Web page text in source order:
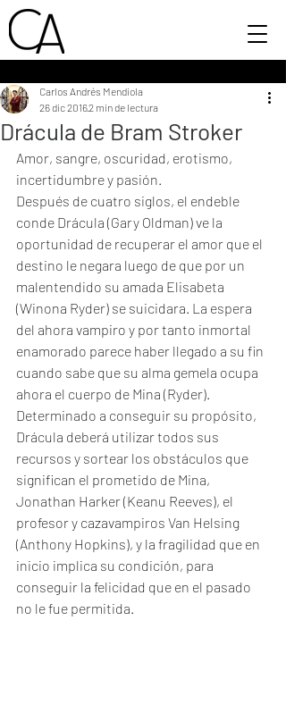
Drácula de Bram Stroker
Carlos Andrés Mendiola
26 dic 20162 min de lectura
Amor, sangre, oscuridad, erotismo,
incertidumbre y pasión.
Después de cuatro siglos, el endeble
conde Drácula (Gary Oldman) ve la
oportunidad de recuperar el amor que el
destino le negara luego de que por un
malentendido su amada Elisabeta
(Winona Ryder) se suicidara. La espera
del ahora vampiro y por tanto inmortal
enamorado parece haber llegado a su fin
cuando sabe que su alma gemela ocupa
ahora el cuerpo de Mina (Ryder).
Determinado a conseguir su propósito,
Drácula deberá utilizar todos sus
recursos y sortear los obstáculos que
significan el prometido de Mina,
Jonathan Harker (Keanu Reeves), el
profesor y cazavampiros Van Helsing
(Anthony Hopkins), y la fragilidad que en
inicio implica su condición, para
conseguir la felicidad que en el pasado
no le fue permitida.